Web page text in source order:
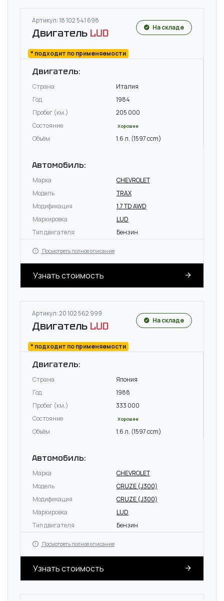
Артикул: 18 102 541 698
Двигатель LUD
* подходит по применяемости
На складе
Двигатель:
Страна
Италия
Год
1984
Пробег (км.)
205 000
Состояние
Хорошее
Объём 1.6 л. (1597 ccm)
Автомобиль:
Марка
CHEVROLET
Модель
TRAX
Модификация
1.7 TD AWD
Маркировка
LUD
Тип двигателя
Бензин
Посмотреть полное описание
Узнать стоимость
Артикул: 20 102 562 999
Двигатель LUD
* подходит по применяемости
На складе
Двигатель:
Страна
Япония
Год
1988
Пробег (км.)
333 000
Состояние
Хорошее
Объём 1.6 л. (1597 ccm)
Автомобиль:
Марка
CHEVROLET
Модель
CRUZE (J300)
Модификация
CRUZE (J300)
Маркировка
LUD
Тип двигателя
Бензин
Посмотреть полное описание
Узнать стоимость